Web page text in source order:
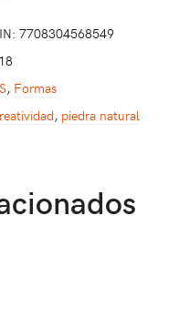
7708304568549
, Formas
, piedra natural